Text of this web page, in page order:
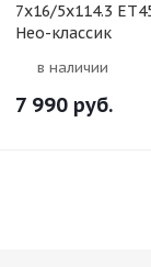
7x16/5x114.3
Нео-классик
в наличии
7 990 руб.